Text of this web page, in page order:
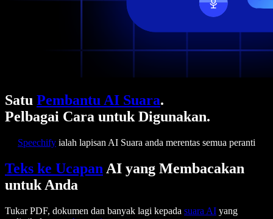
Satu Pembantu AI Suara.
Pelbagai Cara untuk Digunakan.
Speechify ialah lapisan AI Suara anda merentas semua peranti
Teks ke Ucapan AI yang Membacakan
untuk Anda
Tukar PDF, dokumen dan banyak lagi kepada suara AI yang